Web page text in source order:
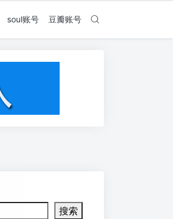
soul账号 豆瓣账号
搜索